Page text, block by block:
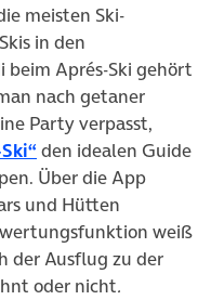
meisten Ski-
in den
Aprés-Ski gehört
nach getaner
Party verpasst,
den idealen Guide
Über die App
und Hütten
weiß
der Ausflug zu der
oder nicht.